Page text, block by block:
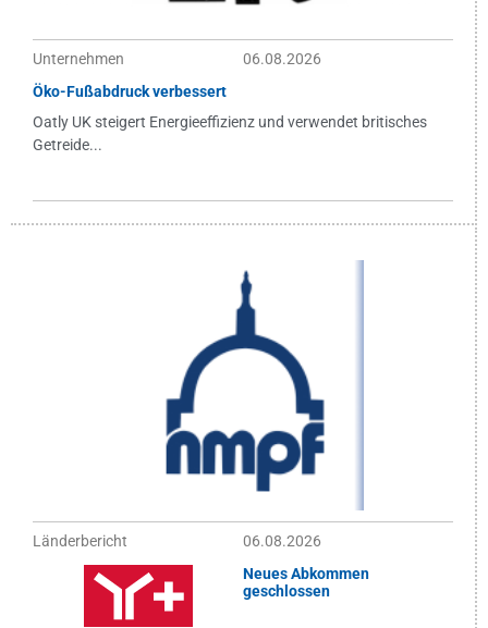
Unternehmen
06.08.2026
Öko-Fußabdruck verbessert
Oatly UK steigert Energieeffizienz und verwendet britisches
Getreide...
Länderbericht
06.08.2026
Neues Abkommen
geschlossen